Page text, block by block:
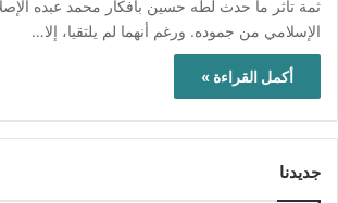
ثمة تأثر ما حدث لطه حسين بأفكار محمد عبده
الإسلامي من جموده. ورغم أنهما لم يلتقيا، إلا…
أكمل القراءة »
جديدنا